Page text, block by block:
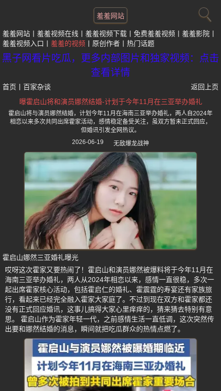
羞羞网站
羞羞网站 羞羞视频在线 羞羞视频下载 免费羞羞视频
羞羞影院
羞羞视频入口
羞羞的视频 原创作者 热门话题
黑子网看片吃瓜，更多内部图片和独家视频：点击
查看详情
首页 百家杂谈
返回上页
曝霍启山将和演员娜然结婚-计划于今年11月在三亚举办婚礼
霍启山将与演员娜然结婚，计划今年11月在海南三亚举办婚礼，两人自2024年
相恋以来多次共同出席霍家活动，感情稳定备受关注，虽双方暂未正式回应，
但婚讯引发全网热议。
2026-06-19
无敌爆龙战神
霍启山娜然三亚婚礼曝光
哎呀这次霍家又要热闹了！霍启山和演员娜然被爆料将于今年11月在
海南三亚举办婚礼，两人从2024年相恋以来，感情一直很稳，多次一
起出席霍家核心活动，包括霍启仁的婚礼、霍震霆的寿宴还有家族旅
行，看起来已经完全融入霍家大家庭了。不过到现在双方和霍家都还
没有正式回应婚讯，这事儿搞得大家心里痒痒的，猜来猜去特别有意
思。 霍启山作为霍家年轻一代，之前感情生活一直低调，这次突然传
出要和娜然结婚的消息，瞬间就把吃瓜群众的热情点燃了。